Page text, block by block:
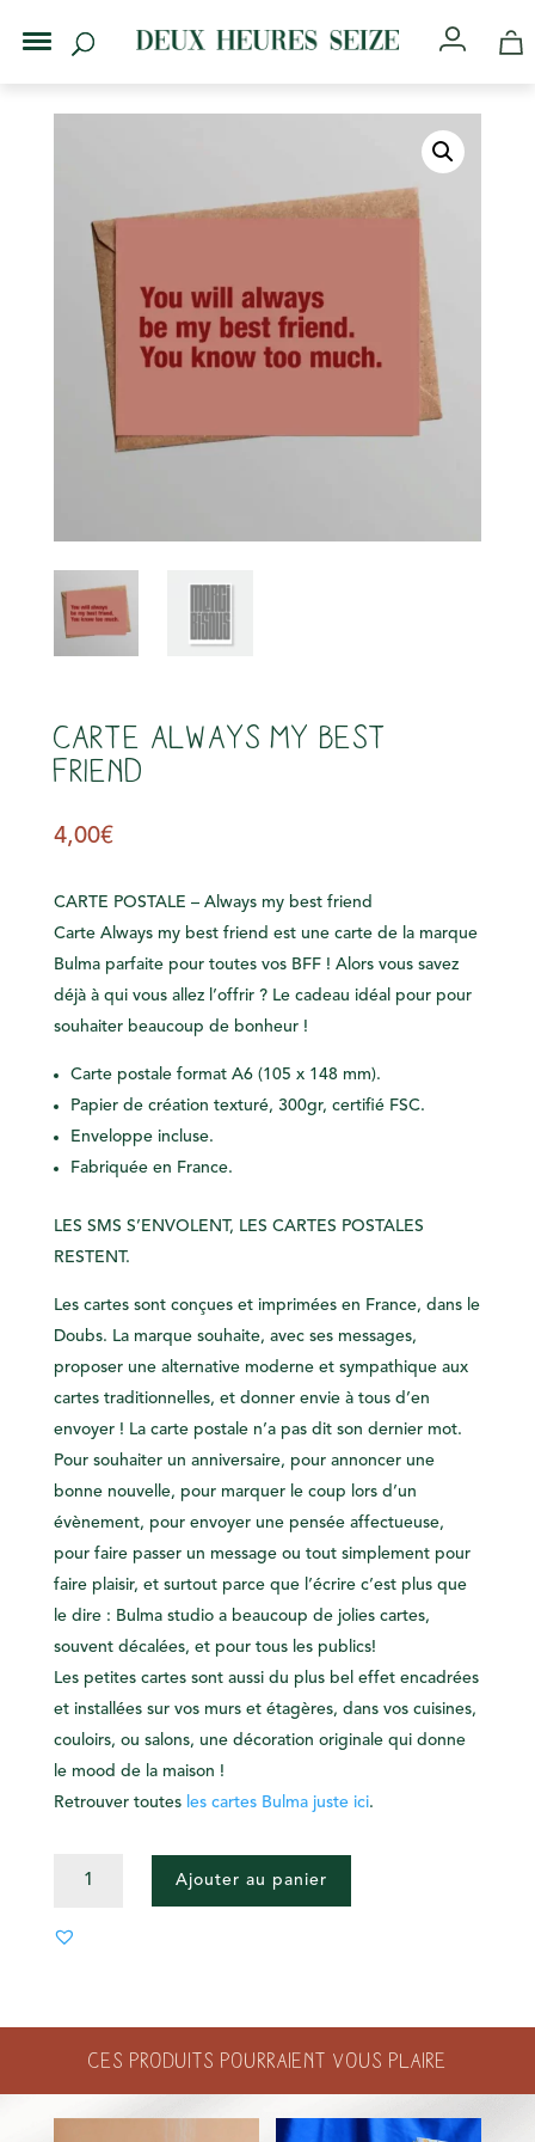
Carte Always my best
friend
4,00€
CARTE POSTALE – Always my best friend
Carte Always my best friend est une carte de la marque
Bulma parfaite pour toutes vos BFF ! Alors vous savez
déjà à qui vous allez l’offrir ? Le cadeau idéal pour pour
souhaiter beaucoup de bonheur !
Carte postale format A6 (105 x 148 mm).
Papier de création texturé, 300gr, certifié FSC.
Enveloppe incluse.
Fabriquée en France.
LES SMS S’ENVOLENT, LES CARTES POSTALES
RESTENT.
Les cartes sont conçues et imprimées en France, dans le
Doubs. La marque souhaite, avec ses messages,
proposer une alternative moderne et sympathique aux
cartes traditionnelles, et donner envie à tous d’en
envoyer ! La carte postale n’a pas dit son dernier mot.
Pour souhaiter un anniversaire, pour annoncer une
bonne nouvelle, pour marquer le coup lors d’un
évènement, pour envoyer une pensée affectueuse,
pour faire passer un message ou tout simplement pour
faire plaisir, et surtout parce que l’écrire c’est plus que
le dire : Bulma studio a beaucoup de jolies cartes,
souvent décalées, et pour tous les publics!
Les petites cartes sont aussi du plus bel effet encadrées
et installées sur vos murs et étagères, dans vos cuisines,
couloirs, ou salons, une décoration originale qui donne
le mood de la maison !
Retrouver toutes les cartes Bulma juste ici.
ALWAYS
FRIEND
Ajouter au panier
Ces produits pourraient vous plaire